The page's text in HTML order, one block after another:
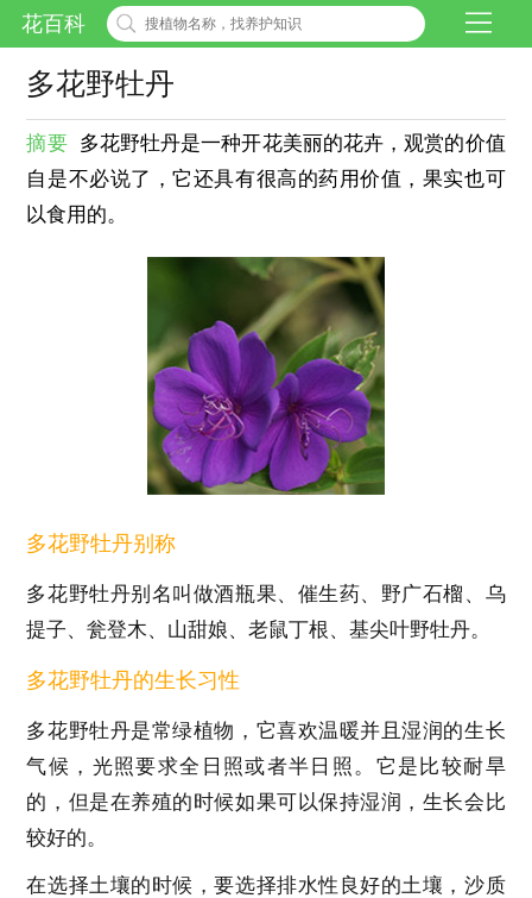
花百科
多花野牡丹
摘要 多花野牡丹是一种开花美丽的花卉，观赏的价值
自是不必说了，它还具有很高的药用价值，果实也可
以食用的。
多花野牡丹别称
多花野牡丹别名叫做酒瓶果、催生药、野广石榴、乌
提子、瓮登木、山甜娘、老鼠丁根、基尖叶野牡丹。
多花野牡丹的生长习性
多花野牡丹是常绿植物，它喜欢温暖并且湿润的生长
气候，光照要求全日照或者半日照。它是比较耐旱
的，但是在养殖的时候如果可以保持湿润，生长会比
较好的。
在选择土壤的时候，要选择排水性良好的土壤，沙质